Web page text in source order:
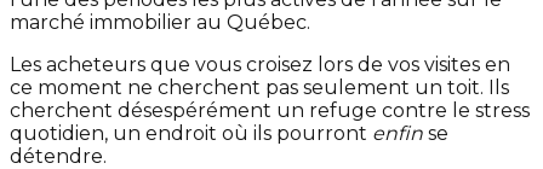
marché immobilier au Québec.
Les acheteurs que vous croisez lors de vos visites en
ce moment ne cherchent pas seulement un toit. Ils
cherchent désespérément un refuge contre le stress
quotidien, un endroit où ils pourront enfin se
détendre.